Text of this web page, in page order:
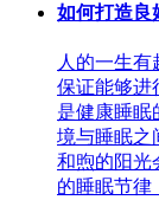
如何打造良
人的一生有
保证能够进
是健康睡眠
境与睡眠之
和煦的阳光
的睡眠节律